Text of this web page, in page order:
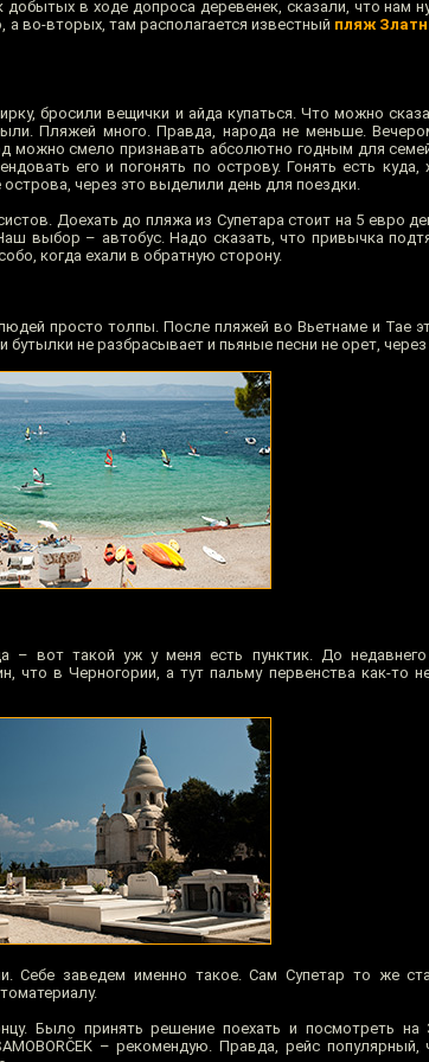
в ходе допроса деревенек, сказали, что нам
а во-вторых, там располагается известный пляж
бросили вещички и айда купаться. Что можно
Пляжей много. Правда, народа не меньше.
можно смело признавать абсолютно годным для
его и погонять по острову. Гонять есть
через это выделили день для поездки.
Доехать до пляжа из Супетара стоит на 5 евро
выбор – автобус. Надо сказать, что привычка
когда ехали в обратную сторону.
просто толпы. После пляжей во Вьетнаме и Тае
бутылки не разбрасывает и пьяные песни не орет,
– вот такой уж у меня есть пунктик. До
что в Черногории, а тут пальму первенства как-то
Себе заведем именно такое. Сам Супетар то же
Было принять решение поехать и посмотреть на
– рекомендую. Правда, рейс популярный,